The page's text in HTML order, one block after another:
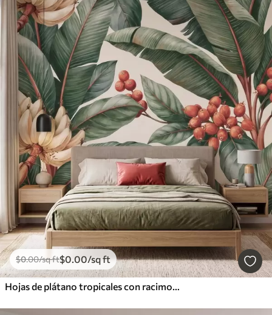
$0.00/sq ft$0 .00/sq ft